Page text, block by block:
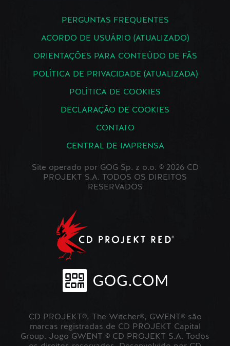
PERGUNTAS FREQUENTES
ACORDO DE USUÁRIO (ATUALIZADO)
ORIENTAÇÕES PARA CONTEÚDO DE FÃS
POLÍTICA DE PRIVACIDADE (ATUALIZADA)
POLÍTICA DE COOKIES
DECLARAÇÃO DE COOKIES
CONTATO
CENTRAL DE IMPRENSA
Site operado por GOG Sp. z o.o. © 2026 CD
PROJEKT S.A. TODOS OS DIREITOS
RESERVADOS
CD PROJEKT®, The Witcher®, GWENT® são
marcas registradas de CD PROJEKT Capital
Group. Jogo GWENT © CD PROJEKT S.A. Todos